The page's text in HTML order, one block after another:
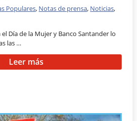
Populares, Notas de prensa, Noticias,
el Día de la Mujer y Banco Santander lo
las …
Leer más